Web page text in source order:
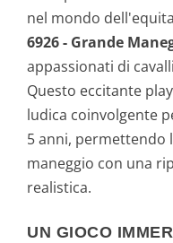
nel mondo
6926 - Grande
appassionati di
Questo eccitante
ludica coinvolgente
5 anni, permettendo
maneggio con una
realistica.
UN GIOCO